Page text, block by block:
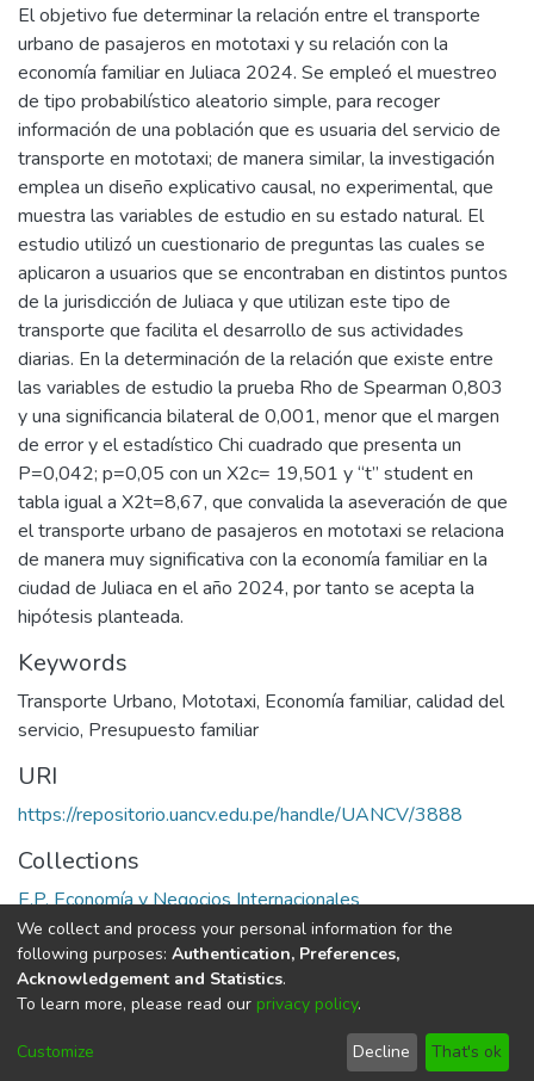
El objetivo fue determinar la relación entre el transporte
urbano de pasajeros en mototaxi y su relación con la
economía familiar en Juliaca 2024. Se empleó el muestreo
de tipo probabilístico aleatorio simple, para recoger
información de una población que es usuaria del servicio de
transporte en mototaxi; de manera similar, la investigación
emplea un diseño explicativo causal, no experimental, que
muestra las variables de estudio en su estado natural. El
estudio utilizó un cuestionario de preguntas las cuales se
aplicaron a usuarios que se encontraban en distintos puntos
de la jurisdicción de Juliaca y que utilizan este tipo de
transporte que facilita el desarrollo de sus actividades
diarias. En la determinación de la relación que existe entre
las variables de estudio la prueba Rho de Spearman 0,803
y una significancia bilateral de 0,001, menor que el margen
de error y el estadístico Chi cuadrado que presenta un
P=0,042; p=0,05 con un X2c= 19,501 y “t” student en
tabla igual a X2t=8,67, que convalida la aseveración de que
el transporte urbano de pasajeros en mototaxi se relaciona
de manera muy significativa con la economía familiar en la
ciudad de Juliaca en el año 2024, por tanto se acepta la
hipótesis planteada.
Keywords
Transporte Urbano, Mototaxi, Economía familiar, calidad del
servicio, Presupuesto familiar
URI
https://repositorio.uancv.edu.pe/handle/UANCV/3888
Collections
E.P. Economía y Negocios Internacionales
Full item page
DSpace softwarecopyright © 2002-2026
Cookie
End User
Agreement
Send
Feedback
We collect and process your personal information for the
following purposes: Authentication, Preferences,
Acknowledgement and Statistics.
To learn more, please read our privacy policy.
Customize Decline That's ok